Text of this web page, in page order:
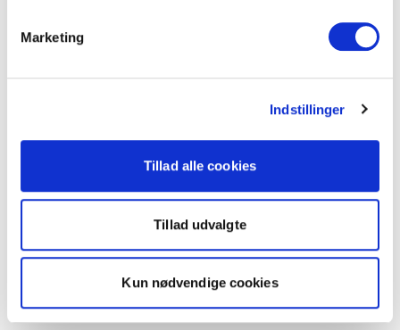
Marketing
Indstillinger
Tillad alle cookies
Tillad udvalgte
Kun nødvendige cookies